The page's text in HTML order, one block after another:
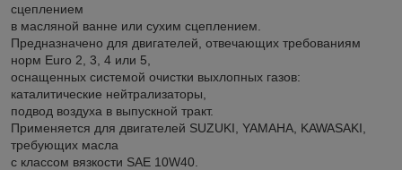
сцеплением
в масляной ванне или сухим сцеплением.
Предназначено для двигателей, отвечающих требованиям
норм Euro 2, 3, 4 или 5,
оснащенных системой очистки выхлопных газов:
каталитические нейтрализаторы,
подвод воздуха в выпускной тракт.
Применяется для двигателей SUZUKI, YAMAHA, KAWASAKI,
требующих масла
с классом вязкости SAE 10W40.